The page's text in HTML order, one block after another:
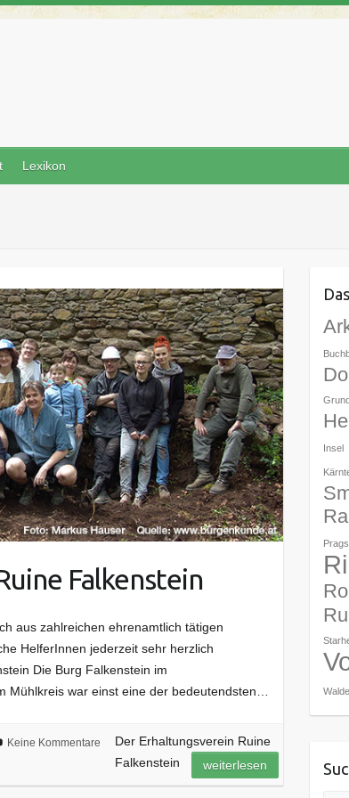
Lexikon
Falkenstein
aus zahlreichen ehrenamtlich tätigen
HelferInnen jederzeit sehr herzlich
Die Burg Falkenstein im
Mühlkreis war einst eine der bedeutendsten…
Keine Kommentare
Der Erhaltungsverein Ruine
Falkenstein
weiterlesen
Insel